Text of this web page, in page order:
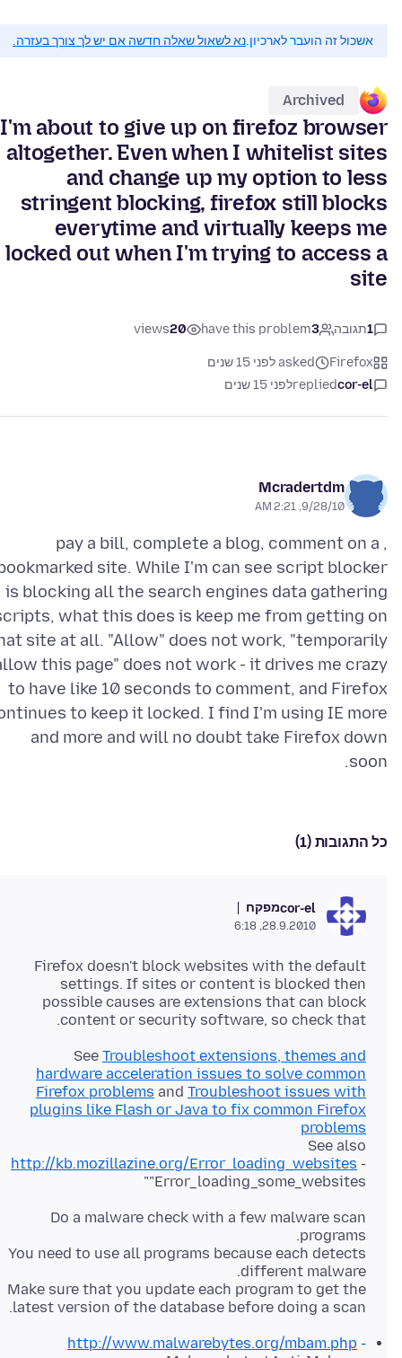
אשכול זה הועבר לארכיון.נא לשאול שאלה חדשה אם יש לך צורך בעזרה.
Archived
I'm about to give up on firefoz browser
altogether. Even when I whitelist sites
and change up my option to less
stringent blocking, firefox still blocks
everytime and virtually keeps me
locked out when I'm trying to access a
site
1תגובה 3
have this problem
20
views
Firefox
asked לפני 15 שנים
cor-el
repliedלפני 15 שנים
Mcradertdm
9/28/10, 2:21 AM
, pay a bill, complete a blog, comment on a
site. While I'm can see script blocker
is blocking all the search engines data gathering
what this does is keep me from getting on
site at all. "Allow" does not work, "temporarily
this page" does not work - it drives me crazy
to have like 10 seconds to comment, and Firefox
to keep it locked. I find I'm using IE more
and more and will no doubt take Firefox down
soon.
כל התגובות (1)
cor-elמפקח
28.9.2010, 6:18
Firefox doesn't block websites with the default
settings. If sites or content is blocked then
possible causes are extensions that can block
content or security software, so check that.
See Troubleshoot extensions, themes and
hardware acceleration issues to solve common
Firefox problems and Troubleshoot issues with
plugins like Flash or Java to fix common Firefox
problems
See also
http://kb.mozillazine.org/Error_loading_websites -
"Error_loading_some_websites"
Do a malware check with a few malware scan
You need to use all programs because each detects
Make sure that you update each program to get the
latest version of the database before doing a scan.
http://www.malwarebytes.org/mbam.php -